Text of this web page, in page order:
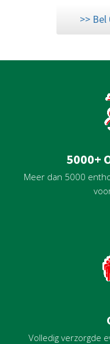
>>
5000+
Meer dan 5000
Volledig verzorgde